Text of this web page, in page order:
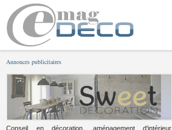
Annonces publicitaires
Conseil en décoration, aménagement d'intérieur,